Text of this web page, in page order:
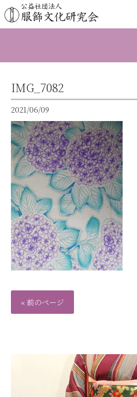
IMG_7082
2021/06/09
« 前のページ